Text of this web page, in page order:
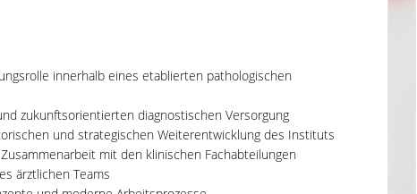
innerhalb eines etablierten pathologischen
zukunftsorientierten diagnostischen Versorgung
und strategischen Weiterentwicklung des Instituts
mit den klinischen Fachabteilungen
ärztlichen Teams